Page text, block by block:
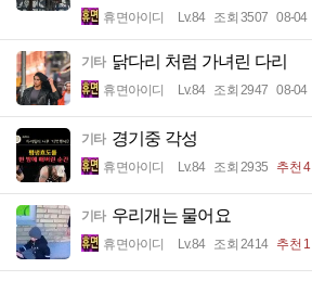
휴면아이디 Lv.84 조회 3507 08-04
기타 닭다리 처럼 가녀린 다리
휴면아이디 Lv.84 조회 2947 08-04
기타 경기중 각성
휴면아이디 Lv.84 조회 2935 추천 4
기타 우리개는 물어요
휴면아이디 Lv.84 조회 2414 추천 1